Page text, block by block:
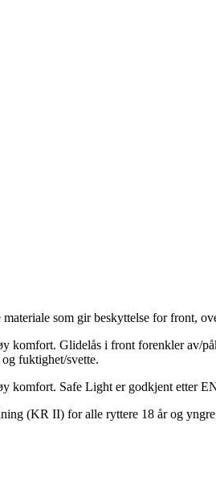
som gir beskyttelse for front,
komfort. Glidelås i front forenkler
fuktighet/svette.
komfort. Safe Light er godkjent etter
(KR II) for alle ryttere 18 år og